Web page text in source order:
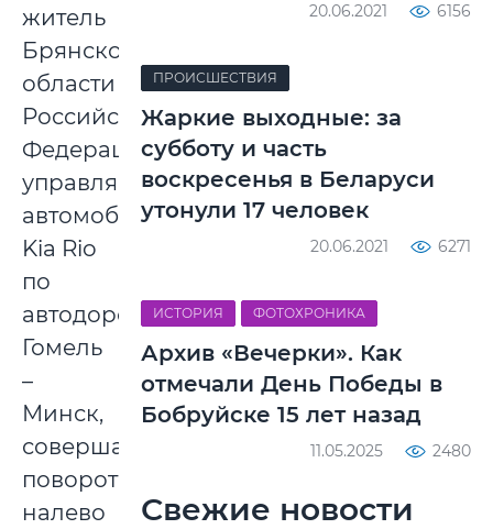
житель
Брянской
области
Российской
Федерации,
управляя
автомобилем
Kia Rio
по
автодороге
Гомель
–
Минск,
совершая
поворот
налево
20.06.2021 6156
ПРОИСШЕСТВИЯ
Жаркие выходные: за
субботу и часть
воскресенья в Беларуси
утонули 17 человек
20.06.2021 6271
ИСТОРИЯ ФОТОХРОНИКА
Архив «Вечерки». Как
отмечали День Победы в
Бобруйске 15 лет назад
11.05.2025 2480
Свежие новости